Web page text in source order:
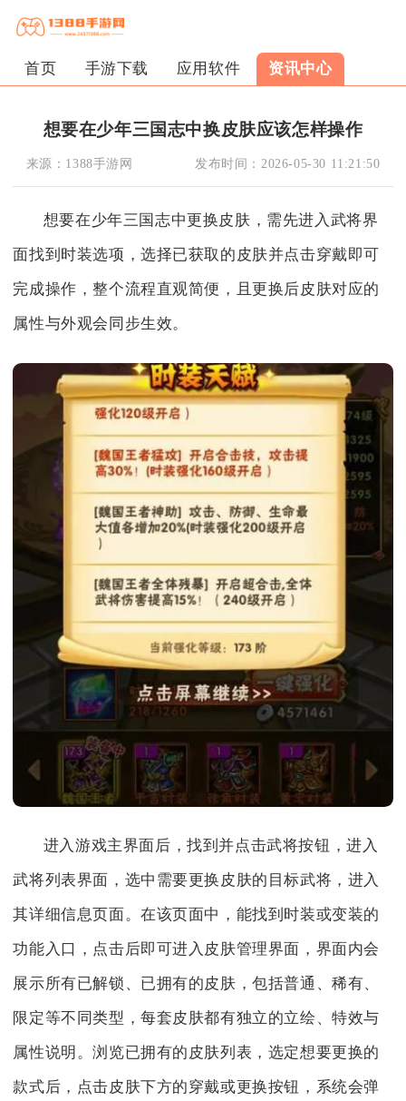
首页 手游下载 应用软件 资讯中心
想要在少年三国志中换皮肤应该怎样操作
来源： 1388手游网 发布时间： 2026-05-30 11:21:50
想要在少年三国志中更换皮肤，需先进入武将界
面找到时装选项，选择已获取的皮肤并点击穿戴即可
完成操作，整个流程直观简便，且更换后皮肤对应的
属性与外观会同步生效。
进入游戏主界面后，找到并点击武将按钮，进入
武将列表界面，选中需要更换皮肤的目标武将，进入
其详细信息页面。在该页面中，能找到时装或变装的
功能入口，点击后即可进入皮肤管理界面，界面内会
展示所有已解锁、已拥有的皮肤，包括普通、稀有、
限定等不同类型，每套皮肤都有独立的立绘、特效与
属性说明。浏览已拥有的皮肤列表，选定想要更换的
款式后，点击皮肤下方的穿戴或更换按钮，系统会弹